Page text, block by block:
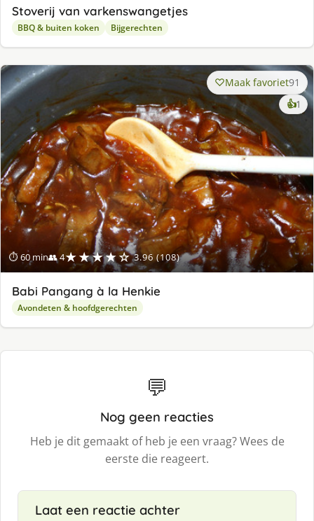
Stoverij van varkenswangetjes
BBQ & buiten koken Bijgerechten
⏱ 60 min👥 4★★★★☆ 3.96 (108)
Maak favoriet91
👍1
Babi Pangang à la Henkie
Avondeten & hoofdgerechten
💬
Nog geen reacties
Heb je dit gemaakt of heb je een vraag? Wees de
eerste die reageert.
Laat een reactie achter